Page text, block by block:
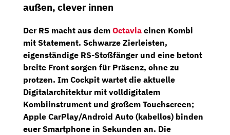
außen, clever innen
Der RS macht aus dem Octavia einen Kombi
mit Statement. Schwarze Zierleisten,
eigenständige RS-Stoßfänger und eine betont
breite Front sorgen für Präsenz, ohne zu
protzen. Im Cockpit wartet die aktuelle
Digitalarchitektur mit volldigitalem
Kombiinstrument und großem Touchscreen;
Apple CarPlay/Android Auto (kabellos) binden
euer Smartphone in Sekunden an. Die